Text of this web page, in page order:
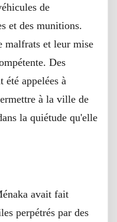
de
et des munitions.
malfrats et leur mise
Des
été appelées à
à la ville de
la quiétude qu'elle
avait fait
perpétrés par des